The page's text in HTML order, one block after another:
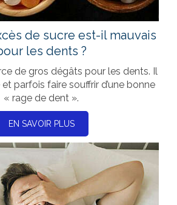
de sucre est-il mauvais
les dents ?
de gros dégâts pour les dents. Il
parfois faire souffrir d’une bonne
« rage de dent ».
EN SAVOIR PLUS